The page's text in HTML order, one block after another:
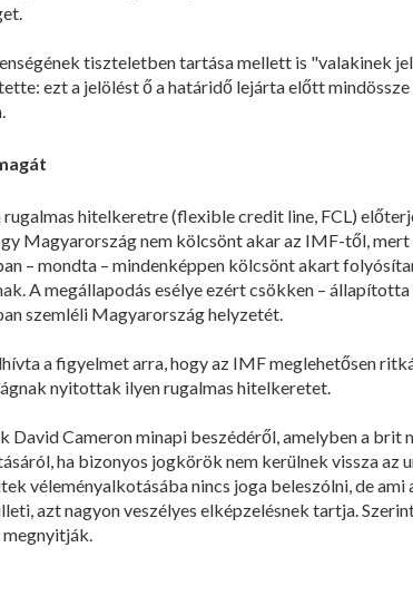
tiszteletben tartása mellett is "valakinek
ezt a jelölést ő a határidő lejárta előtt
hitelkeretre (flexible credit line, FCL)
Magyarország nem kölcsönt akar az IMF-től, mert
– mondta – mindenképpen kölcsönt akart
A megállapodás esélye ezért csökken –
szemléli Magyarország helyzetét.
a figyelmet arra, hogy az IMF meglehetősen
nyitottak ilyen rugalmas hitelkeretet.
Cameron minapi beszédéről, amelyben a brit
ha bizonyos jogkörök nem kerülnek vissza az
véleményalkotásába nincs joga beleszólni, de ami
azt nagyon veszélyes elképzelésnek tartja.
megnyitják.